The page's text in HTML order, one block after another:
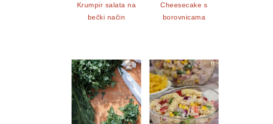
Krumpir salata na
bečki način
Cheesecake s
borovnicama